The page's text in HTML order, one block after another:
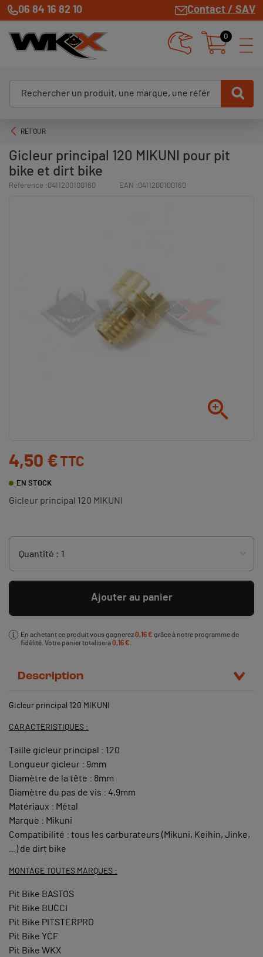
06 84 16 82 10 Contact / SAV
0
RETOUR
Gicleur principal 120 MIKUNI pour pit
bike et dirt bike
Référence :0411200100160 EAN :0411200100160

4,50 €TTC
EN STOCK
Gicleur principal 120 MIKUNI
Ajouter au panier
En achetant ce produit vous gagnerez0,16 € grâce à notre programme de
fidélité. Votre panier totalisera0,16 €
Description
Gicleur principal 120 MIKUNI
CARACTERISTIQUES :
Taille gicleur principal : 120
Longueur gicleur : 9mm
Diamètre de la tête : 8mm
Diamètre du pas de vis : 4,9mm
Matériaux : Métal
Marque : Mikuni
Compatibilité : tous les carburateurs (Mikuni, Keihin, Jinke,
...) de dirt bike
MONTAGE TOUTES MARQUES :
Pit Bike BASTOS
Pit Bike BUCCI
Pit Bike PITSTERPRO
Pit Bike YCF
Pit Bike WKX